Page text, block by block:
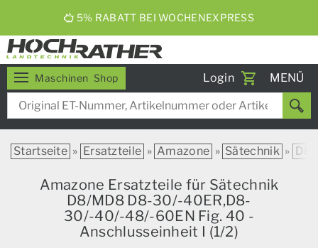
5% RABATT BEI WOCHENEXPRESS
Maschinen Shop Login
Toggle
MENÜ
Startseite » Ersatzteile » Amazone » Sätechnik »
Amazone Ersatzteile für Sätechnik
D8/MD8 D8-30/-40ER,D8-
30/-40/-48/-60EN Fig. 40 -
Anschlusseinheit I (1/2)